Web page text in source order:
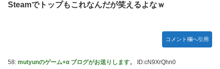
Steamでトップもこれなんだが笑えるよなｗ
コメント欄へ引用
58: mutyunのゲーム+α ブログがお送りします。 ID:cN9XrQhn0